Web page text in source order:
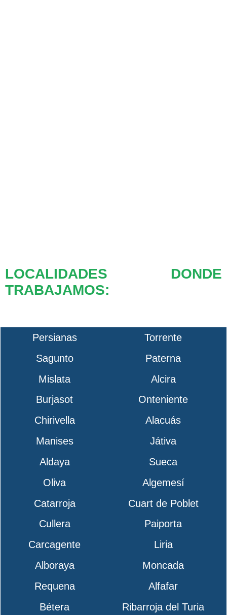
LOCALIDADES DONDE
TRABAJAMOS:
Persianas
Torrente
Sagunto
Paterna
Mislata
Alcira
Burjasot
Onteniente
Chirivella
Alacuás
Manises
Játiva
Aldaya
Sueca
Oliva
Algemesí
Catarroja
Cuart de Poblet
Cullera
Paiporta
Carcagente
Liria
Alboraya
Moncada
Requena
Alfafar
Bétera
Ribarroja del Turia